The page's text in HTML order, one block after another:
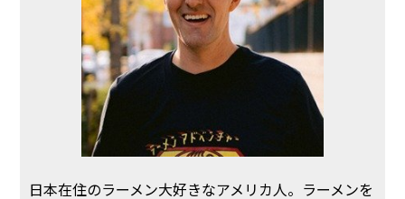
日本在住のラーメン大好きなアメリカ人。ラーメンを